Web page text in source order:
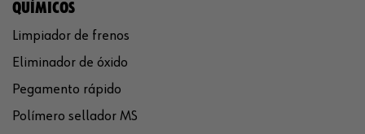
QUÍMICOS
Limpiador de frenos
Eliminador de óxido
Pegamento rápido
Polímero sellador MS